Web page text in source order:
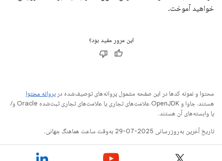
خواهید آموخت.
این مرور مفید بود؟
محتوا و نمونه کدها در این صفحه مشمول پروانه‌های توصیف‌شده در پروانه محتوا
هستند. جاوا و OpenJDK علامت‌های تجاری یا علامت‌های تجاری ثبت‌شده Oracle و/
یا وابسته‌های آن هستند.
تاریخ آخرین به‌روزرسانی 2025-07-29 به‌وقت ساعت هماهنگ جهانی.